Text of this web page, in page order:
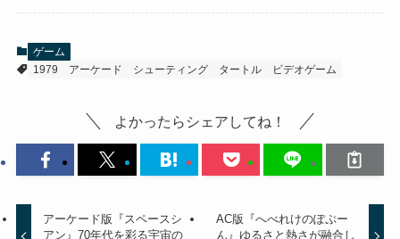
ゲーム
1979
アーケード シューティング タートル ビデオゲーム
よかったらシェアしてね！
アーケード版『スペースシ
アン』70年代を彩る宇宙の
AC版『へべれけのぽぷー
ん』ゆるさと熱さが融合し